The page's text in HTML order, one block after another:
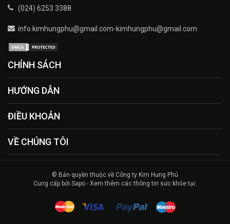
(024) 6253 3388
info.kimhungphu@gmail.com-kimhungphu@gmail.com
CHÍNH SÁCH
HƯỚNG DẪN
ĐIỀU KHOẢN
VỀ CHÚNG TÔI
© Bản quyền thuộc về Công ty Kim Hưng Phú
Cung cấp bởi Sapo - Xem thêm các thông tin sức khỏe tại: